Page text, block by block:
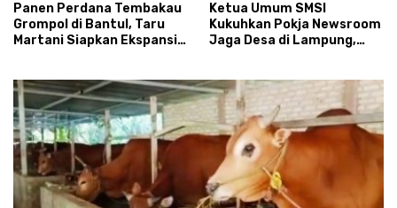
Panen Perdana Tembakau
Grompol di Bantul, Taru
Martani Siapkan Ekspansi
Ketua Umum SMSI
Kukuhkan Pokja Newsroom
Jaga Desa di Lampung,